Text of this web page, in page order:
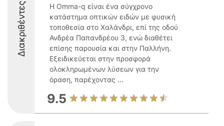
Διακριθέντες
Η Omma-q είναι ένα σύγχρονο
κατάστημα οπτικών ειδών με φυσική
τοποθεσία στο Χαλάνδρι, επί της οδού
Ανδρέα Παπανδρέου 3, ενώ διαθέτει
επίσης παρουσία και στην Παλλήνη.
Εξειδικεύεται στην προσφορά
ολοκληρωμένων λύσεων για την
όραση, παρέχοντας ...
9.5